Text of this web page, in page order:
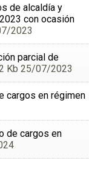
de alcaldía y
con ocasión
2023
parcial de
Kb 25/07/2023
cargos en régimen
de cargos en